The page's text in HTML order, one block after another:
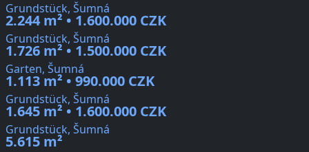
Grundstück, Šumná
2.244 m² • 1.600.000 CZK
Grundstück, Šumná
1.726 m² • 1.500.000 CZK
Garten, Šumná
1.113 m² • 990.000 CZK
Grundstück, Šumná
1.645 m² • 1.600.000 CZK
Grundstück, Šumná
5.615 m²